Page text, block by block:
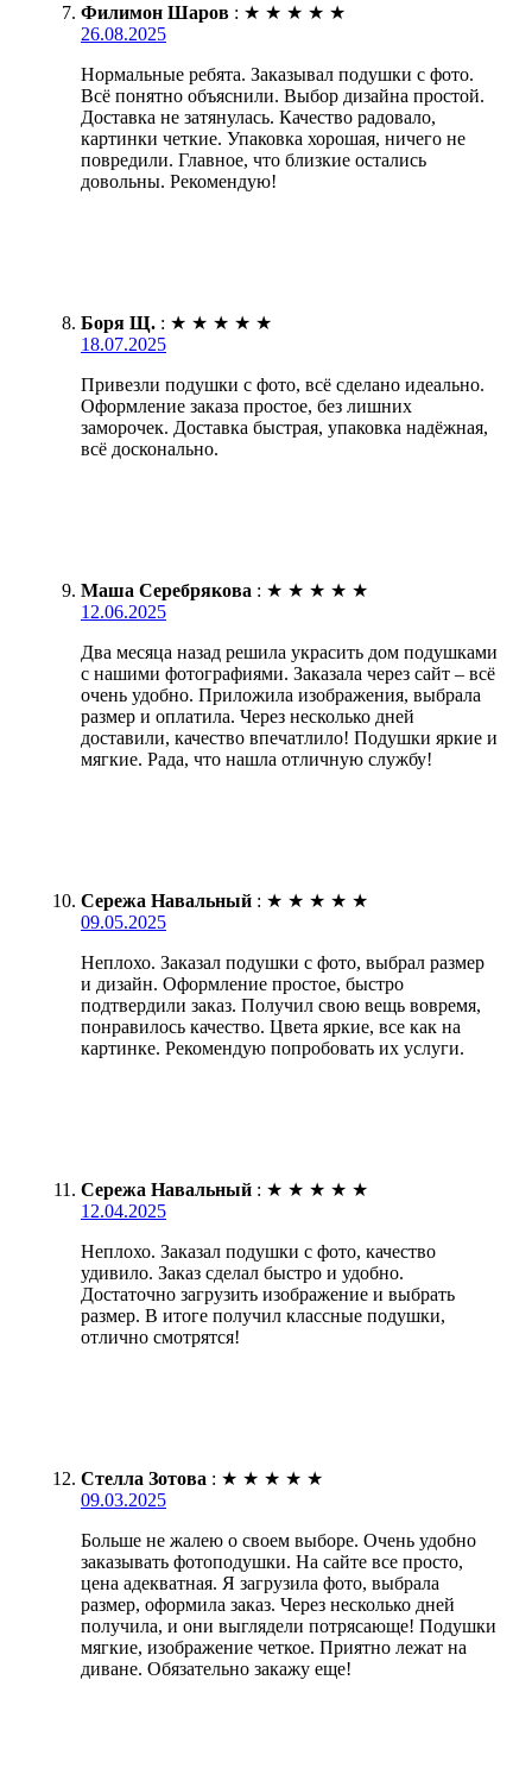
Филимон Шаров : ★ ★ ★ ★ ★
26.08.2025
Нормальные ребята. Заказывал подушки с фото.
Всё понятно объяснили. Выбор дизайна простой.
Доставка не затянулась. Качество радовало,
картинки четкие. Упаковка хорошая, ничего не
повредили. Главное, что близкие остались
довольны. Рекомендую!
Боря Щ. : ★ ★ ★ ★ ★
18.07.2025
Привезли подушки с фото, всё сделано идеально.
Оформление заказа простое, без лишних
заморочек. Доставка быстрая, упаковка надёжная,
всё досконально.
Маша Серебрякова : ★ ★ ★ ★ ★
12.06.2025
Два месяца назад решила украсить дом подушками
с нашими фотографиями. Заказала через сайт – всё
очень удобно. Приложила изображения, выбрала
размер и оплатила. Через несколько дней
доставили, качество впечатлило! Подушки яркие и
мягкие. Рада, что нашла отличную службу!
Сережа Навальный : ★ ★ ★ ★ ★
09.05.2025
Неплохо. Заказал подушки с фото, выбрал размер
и дизайн. Оформление простое, быстро
подтвердили заказ. Получил свою вещь вовремя,
понравилось качество. Цвета яркие, все как на
картинке. Рекомендую попробовать их услуги.
Сережа Навальный : ★ ★ ★ ★ ★
12.04.2025
Неплохо. Заказал подушки с фото, качество
удивило. Заказ сделал быстро и удобно.
Достаточно загрузить изображение и выбрать
размер. В итоге получил классные подушки,
отлично смотрятся!
Стелла Зотова : ★ ★ ★ ★ ★
09.03.2025
Больше не жалею о своем выборе. Очень удобно
заказывать фотоподушки. На сайте все просто,
цена адекватная. Я загрузила фото, выбрала
размер, оформила заказ. Через несколько дней
получила, и они выглядели потрясающе! Подушки
мягкие, изображение четкое. Приятно лежат на
диване. Обязательно закажу еще!